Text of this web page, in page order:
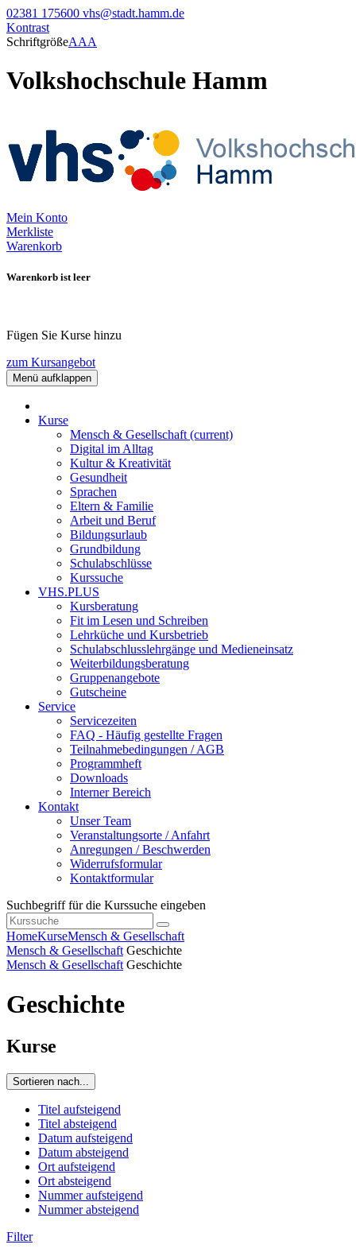
02381 175600 vhs@stadt.hamm.de
Kontrast
SchriftgrößeAAA
Volkshochschule Hamm
Mein Konto
Merkliste
Warenkorb
Warenkorb ist leer
Fügen Sie Kurse hinzu
zum Kursangebot
Menü aufklappen
Kurse
Mensch & Gesellschaft (current)
Digital im Alltag
Kultur & Kreativität
Gesundheit
Sprachen
Eltern & Familie
Arbeit und Beruf
Bildungsurlaub
Grundbildung
Schulabschlüsse
Kurssuche
VHS.PLUS
Kursberatung
Fit im Lesen und Schreiben
Lehrküche und Kursbetrieb
Schulabschlusslehrgänge und Medieneinsatz
Weiterbildungsberatung
Gruppenangebote
Gutscheine
Service
Servicezeiten
FAQ - Häufig gestellte Fragen
Teilnahmebedingungen / AGB
Programmheft
Downloads
Interner Bereich
Kontakt
Unser Team
Veranstaltungsorte / Anfahrt
Anregungen / Beschwerden
Widerrufsformular
Kontaktformular
Suchbegriff für die Kurssuche eingeben
HomeKurseMensch & Gesellschaft
Mensch & Gesellschaft Geschichte
Mensch & Gesellschaft Geschichte
Geschichte
Kurse
Sortieren nach...
Titel aufsteigend
Titel absteigend
Datum aufsteigend
Datum absteigend
Ort aufsteigend
Ort absteigend
Nummer aufsteigend
Nummer absteigend
Filter